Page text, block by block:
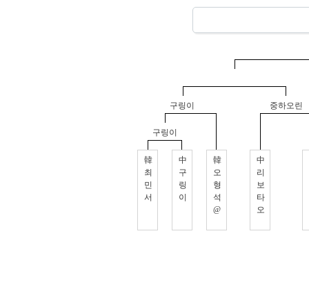
구링이
구링이
韓
최
민
서
中
구
링
이
韓
오
형
석
@
중하오린
中
리
보
타
오